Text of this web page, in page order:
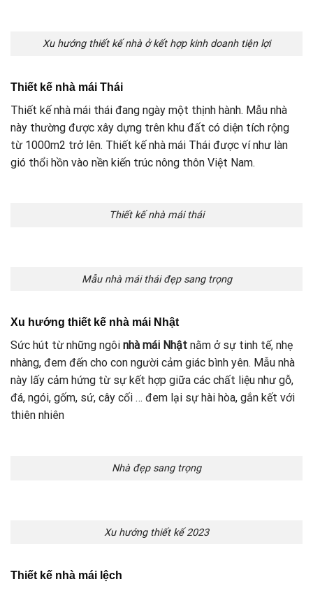
Xu hướng thiết kế nhà ở kết hợp kinh doanh tiện lợi
Thiết kế nhà mái Thái
Thiết kế nhà mái thái đang ngày một thịnh hành. Mẫu nhà
này thường được xây dựng trên khu đất có diện tích rộng
từ 1000m2 trở lên. Thiết kế nhà mái Thái được ví như làn
gió thổi hồn vào nền kiến trúc nông thôn Việt Nam.
Thiết kế nhà mái thái
Mẫu nhà mái thái đẹp sang trọng
Xu hướng thiết kế nhà mái Nhật
Sức hút từ những ngôi nhà mái Nhật nằm ở sự tinh tế, nhẹ
nhàng, đem đến cho con người cảm giác bình yên. Mẫu nhà
này lấy cảm hứng từ sự kết hợp giữa các chất liệu như gỗ,
đá, ngói, gốm, sứ, cây cối … đem lại sự hài hòa, gắn kết với
thiên nhiên
Nhà đẹp sang trọng
Xu hướng thiết kế 2023
Thiết kế nhà mái lệch